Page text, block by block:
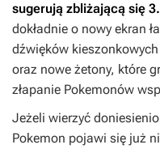
sugerują zbliżającą się
dokładnie o nowy ekran
dźwięków
oraz nowe żetony, które
złapanie Pokemonów
Jeżeli wierzyć
Pokemon pojawi się już